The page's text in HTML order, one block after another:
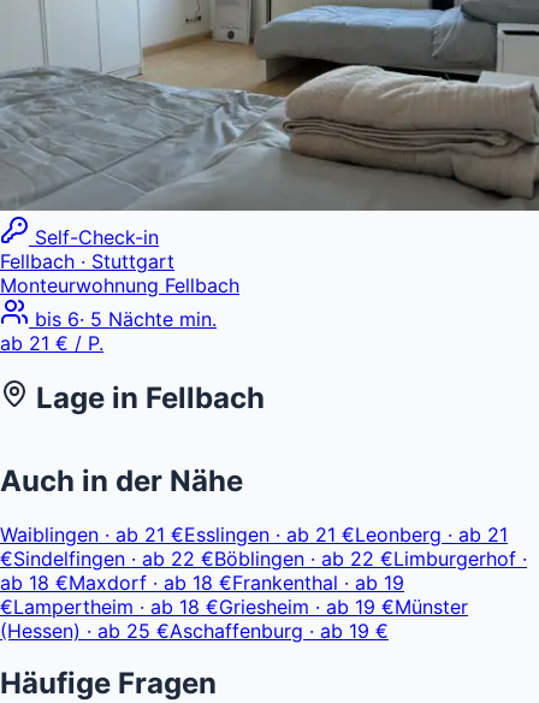
Self-Check-in
Fellbach · Stuttgart
Monteurwohnung Fellbach
bis 6· 5 Nächte min.
ab 21 € / P.
Lage in Fellbach
+
Auch in der Nähe
Waiblingen · ab 21 €Esslingen · ab 21 €Leonberg · ab 21
€Sindelfingen · ab 22 €Böblingen · ab 22 €Limburgerhof ·
ab 18 €Maxdorf · ab 18 €Frankenthal · ab 19
€Lampertheim · ab 18 €Griesheim · ab 19 €Münster
(Hessen) · ab 25 €Aschaffenburg · ab 19 €
Häufige Fragen